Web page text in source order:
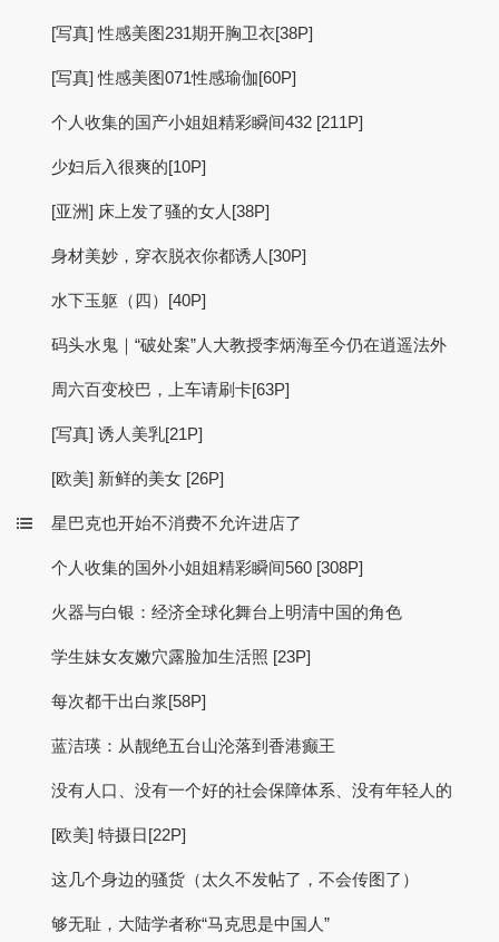
[写真] 性感美图231期开胸卫衣[38P]
[写真] 性感美图071性感瑜伽[60P]
个人收集的国产小姐姐精彩瞬间432 [211P]
少妇后入很爽的[10P]
[亚洲] 床上发了骚的女人[38P]
身材美妙，穿衣脱衣你都诱人[30P]
水下玉躯（四）[40P]
码头水鬼｜“破处案”人大教授李炳海至今仍在逍遥法外
周六百变校巴，上车请刷卡[63P]
[写真] 诱人美乳[21P]
[欧美] 新鲜的美女 [26P]
星巴克也开始不消费不允许进店了
个人收集的国外小姐姐精彩瞬间560 [308P]
火器与白银：经济全球化舞台上明清中国的角色
学生妹女友嫩穴露脸加生活照 [23P]
每次都干出白浆[58P]
蓝洁瑛：从靓绝五台山沦落到香港癫王
没有人口、没有一个好的社会保障体系、没有年轻人的
[欧美] 特摄日[22P]
这几个身边的骚货（太久不发帖了，不会传图了）
够无耻，大陆学者称“马克思是中国人”